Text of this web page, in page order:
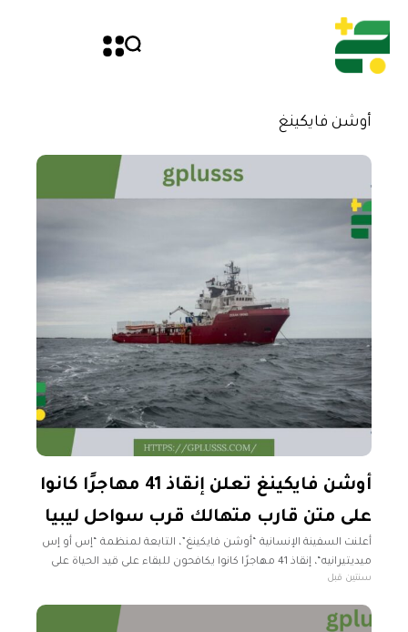
أوشن فايكينغ
أوشن فايكينغ تعلن إنقاذ 41 مهاجرًا كانوا
على متن قارب متهالك قرب سواحل ليبيا
أعلنت السفينة الإنسانية “أوشن فايكينغ”، التابعة لمنظمة “إس أو إس
ميديتيرانيه“، إنقاذ 41 مهاجرًا كانوا يكافحون للبقاء على قيد الحياة على
متن قارب خشبي متهالك. وأوضحت السفينة، أن عملية الإنقاذ
سنتين قبل